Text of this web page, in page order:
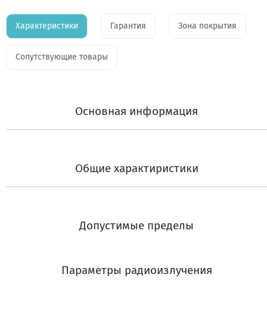
Характеристики Гарантия Зона покрытия
Сопутствующие товары
Основная информация
Общие характиристики
Допустимые пределы
Параметры радиоизлучения